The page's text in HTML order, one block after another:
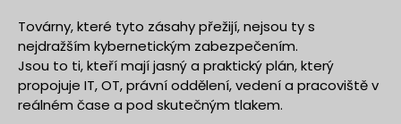
Továrny, které tyto zásahy přežijí, nejsou ty s
nejdražším kybernetickým zabezpečením.
Jsou to ti, kteří mají jasný a praktický plán, který
propojuje IT, OT, právní oddělení, vedení a pracoviště v
reálném čase a pod skutečným tlakem.